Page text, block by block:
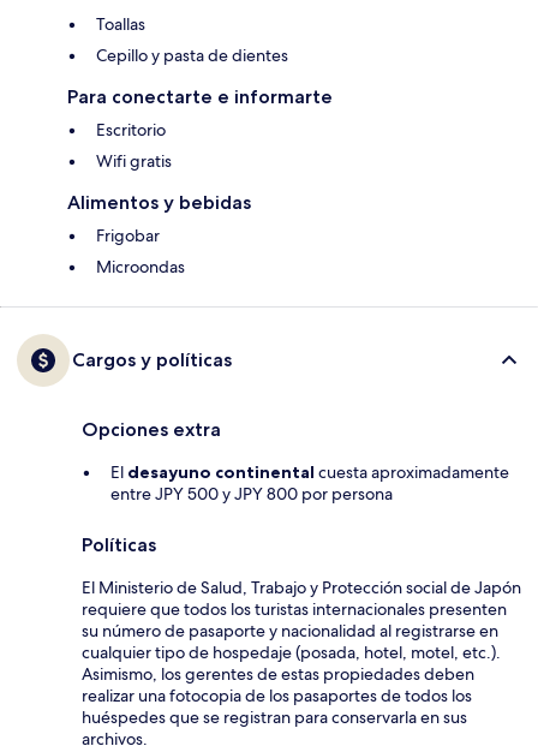
Toallas
Cepillo y pasta de dientes
Para conectarte e informarte
Escritorio
Wifi gratis
Alimentos y bebidas
Frigobar
Microondas
Cargos y políticas
Opciones extra
El desayuno continental cuesta aproximadamente
entre JPY 500 y JPY 800 por persona
Políticas
El Ministerio de Salud, Trabajo y Protección social de Japón
requiere que todos los turistas internacionales presenten
su número de pasaporte y nacionalidad al registrarse en
cualquier tipo de hospedaje (posada, hotel, motel, etc.).
Asimismo, los gerentes de estas propiedades deben
realizar una fotocopia de los pasaportes de todos los
huéspedes que se registran para conservarla en sus
archivos.